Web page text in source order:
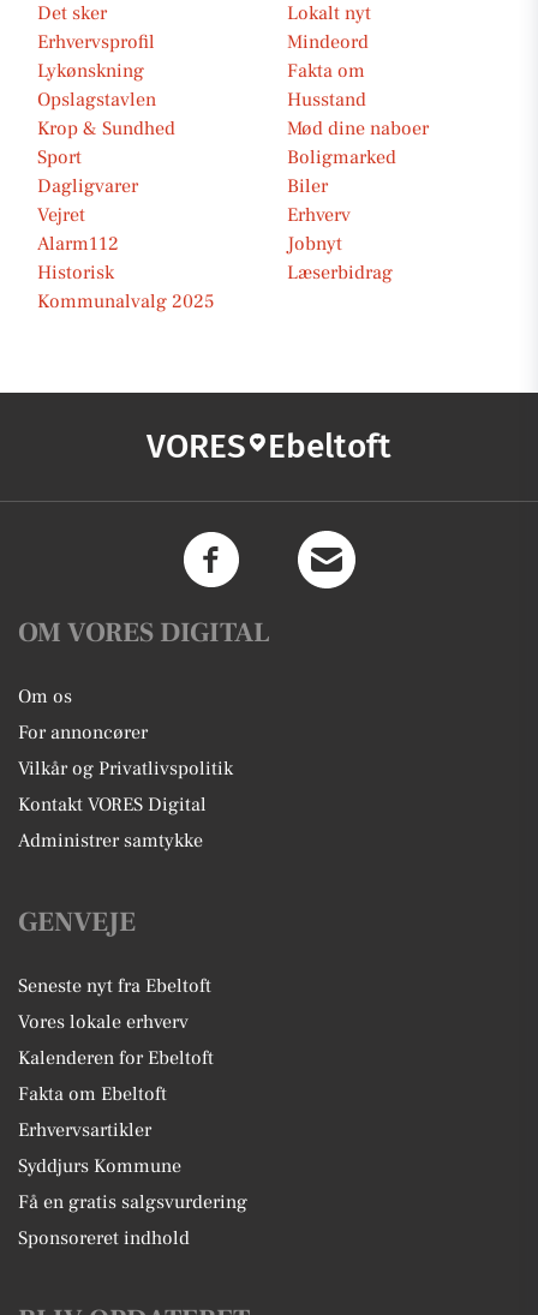
Det sker
Lokalt nyt
Erhvervsprofil
Mindeord
Lykønskning
Fakta om
Opslagstavlen
Husstand
Krop & Sundhed
Mød dine naboer
Sport
Boligmarked
Dagligvarer
Biler
Vejret
Erhverv
Alarm112
Jobnyt
Historisk
Læserbidrag
Kommunalvalg 2025
VORES Ebeltoft
OM VORES DIGITAL
Om os
For annoncører
Vilkår og Privatlivspolitik
Kontakt VORES Digital
Administrer samtykke
GENVEJE
Seneste nyt fra Ebeltoft
Vores lokale erhverv
Kalenderen for Ebeltoft
Fakta om Ebeltoft
Erhvervsartikler
Syddjurs Kommune
Få en gratis salgsvurdering
Sponsoreret indhold